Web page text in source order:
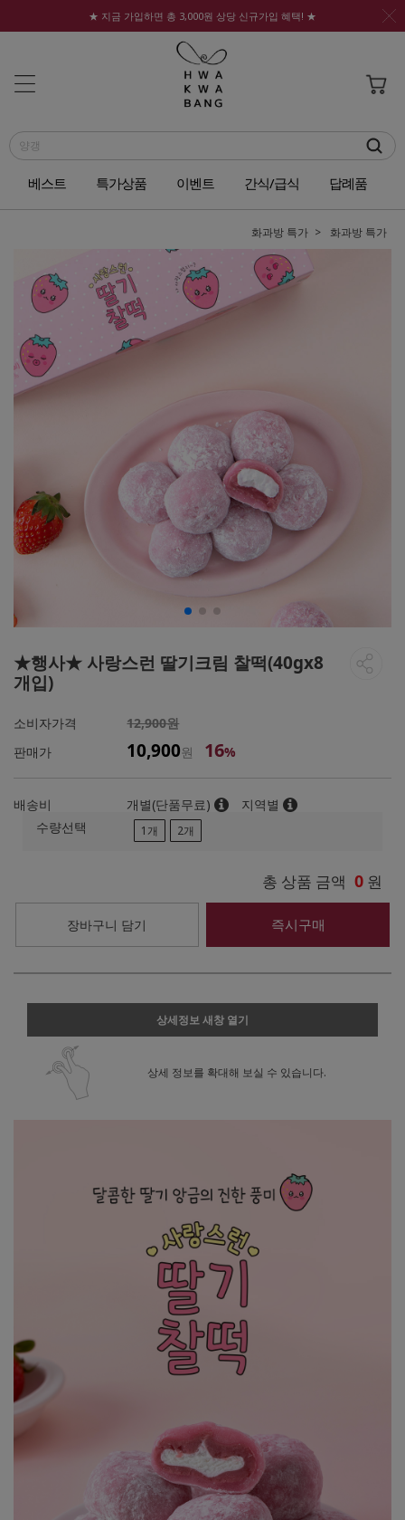
★ 지금 가입하면 총 3,000원 상당 신규가입 혜택! ★
베스트 특가상품 이벤트 간식/급식 답례품
화과방 특가 화과방 특가
★행사★ 사랑스런 딸기크림 찰떡(40gx8
개입)
소비자가격
12,900원
판매가
10,900원 16%
배송비 개별(단품무료)
지역별
수량선택
1개 2개
총 상품 금액 0 원
장바구니 담기 즉시구매
상세정보 새창 열기
상세 정보를 확대해 보실 수 있습니다.